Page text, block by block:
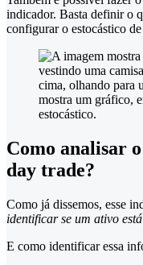
indicador. Basta definir o
configurar o estocástico
Como analisar
day trade?
Como já dissemos, esse
identificar se um ativo
E como identificar essa